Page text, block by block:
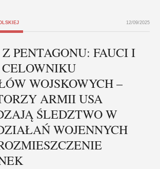
12/09/2025
PENTAGONU: FAUCI I
WOJSKOWYCH –
ARMII USA
ŚLEDZTWO W
WOJENNYCH